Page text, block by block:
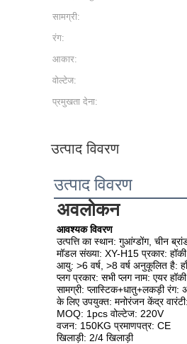
सामग्री:
रंग:
आकार:
वोल्टेज:
प्रमुखता देना:
उत्पाद विवरण
उत्पाद विवरण
अवलोकन
आवश्यक विवरण
उत्पत्ति का स्थान: गुआंग्डोंग, चीन
मॉडल संख्या: XY-H15 प्रकार: हॉकी
आयु: >6 वर्ष, >8 वर्ष अनुकूलित है: हाँ
प्लग प्रकार: सभी प्लग नाम: एयर
सामग्री: प्लास्टिक+धातु+लकड़ी रंग:
के लिए उपयुक्त: मनोरंजन केंद्र
MOQ: 1pcs वोल्टेज: 220V
वजन: 150KG प्रमाणपत्र: CE
खिलाड़ी: 2/4 खिलाड़ी